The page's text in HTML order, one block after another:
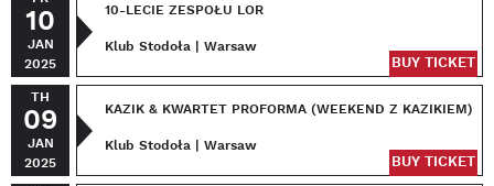
10
JAN
2025
10-LECIE ZESPOŁU LOR
Klub Stodoła | Warsaw
BUY TICKET
TH
09
JAN
2025
KAZIK & KWARTET PROFORMA (WEEKEND Z KAZIKIEM)
Klub Stodoła | Warsaw
BUY TICKET